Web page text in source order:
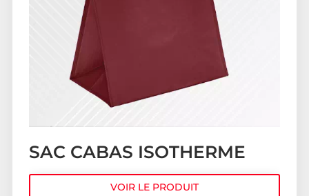
SAC CABAS ISOTHERME
VOIR LE PRODUIT